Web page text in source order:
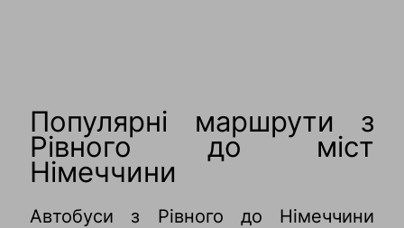
Популярні маршрути з
Рівного до міст
Німеччини
Автобуси з Рівного до Німеччини